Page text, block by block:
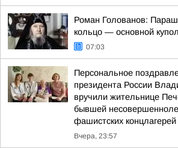
Роман Голованов:
кольцо — основной
07:03
Персональное
президента России
вручили жительнице
бывшей
фашистских
Вчера, 23:57